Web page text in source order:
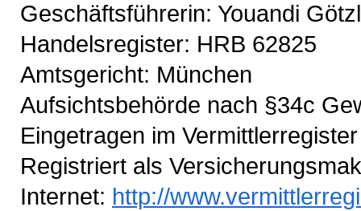
Geschäftsführerin: Youandi Götzl
Handelsregister: HRB 62825
Amtsgericht: München
Aufsichtsbehörde nach §34c
Eingetragen im
Registriert als
Internet: http://